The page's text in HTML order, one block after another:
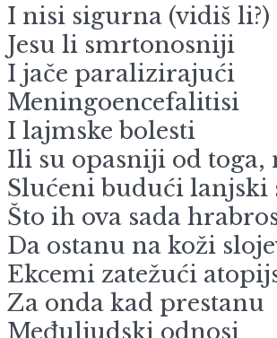
I nisi sigurna (vidiš li?)
Jesu li smrtonosniji
I jače paralizirajući
Meningoencefalitisi
I lajmske bolesti
Ili su opasniji od toga,
Slućeni budući lanjski
Što ih ova sada
Da ostanu na koži
Ekcemi zatežući
Za onda kad prestanu
Međuljudski odnosi